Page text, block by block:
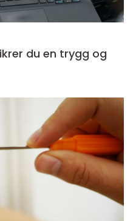
du en trygg og